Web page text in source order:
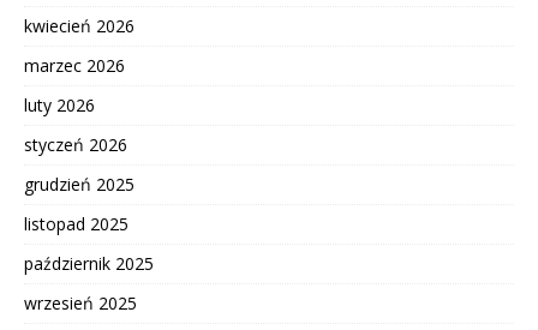
kwiecień 2026
marzec 2026
luty 2026
styczeń 2026
grudzień 2025
listopad 2025
październik 2025
wrzesień 2025